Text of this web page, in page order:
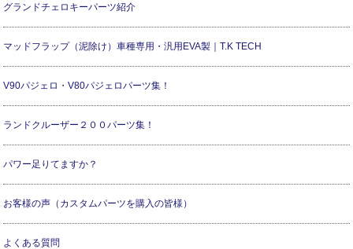
グランドチェロキーパーツ紹介
マッドフラップ（泥除け）車種専用・汎用EVA製｜T.K TECH
V90パジェロ・V80パジェロパーツ集！
ランドクルーザー２００パーツ集！
パワー足りてますか？
お客様の声（カスタムパーツを購入の皆様）
よくある質問